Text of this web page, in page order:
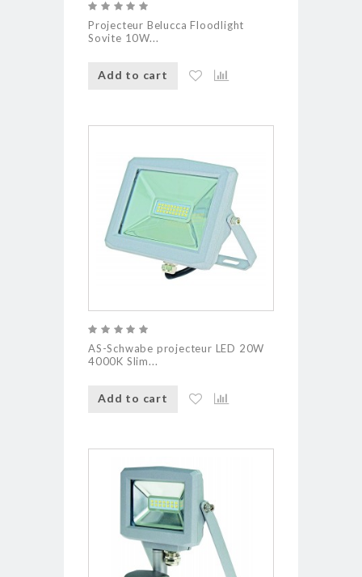
Projecteur Belucca Floodlight
Sovite 10W...
Add to cart
AS-Schwabe projecteur LED 20W
4000K Slim...
Add to cart